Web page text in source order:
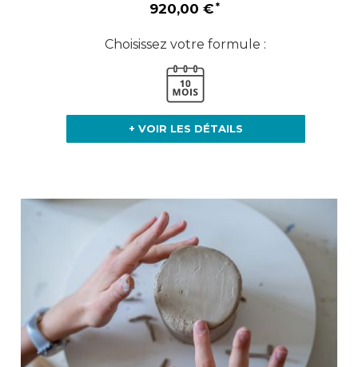
920,00 €
Choisissez votre formule :
+ VOIR LES DÉTAILS